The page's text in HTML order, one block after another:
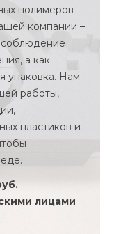
полимеров
компании –
соблюдение
а как
упаковка. Нам
работы,
пластиков и
лицами